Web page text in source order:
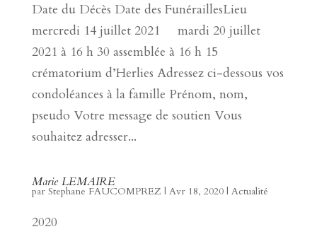
Date du Décès Date des FunéraillesLieu
mercredi 14 juillet 2021 mardi 20 juillet
2021 à 16 h 30 assemblée à 16 h 15
crématorium d’Herlies Adressez ci-dessous vos
condoléances à la famille Prénom, nom,
pseudo Votre message de soutien Vous
souhaitez adresser...
Marie LEMAIRE
par Stephane FAUCOMPREZ | Avr 18, 2020| Actualité
2020